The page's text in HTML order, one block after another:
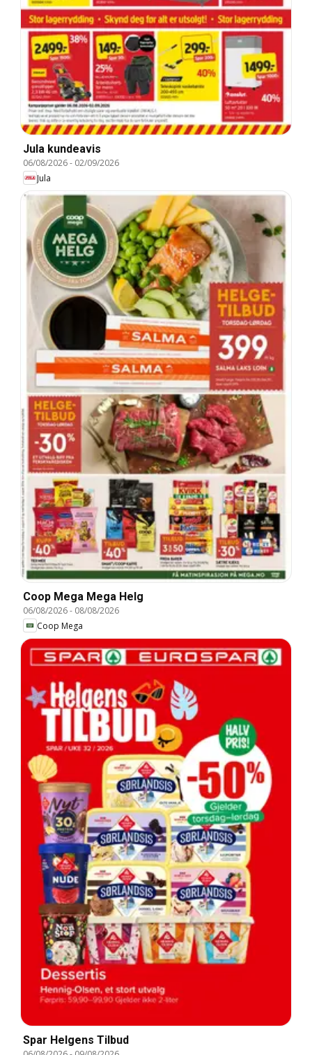
Jula kundeavis
06/08/2026- 02/09/2026
Jula
Coop Mega Mega Helg
06/08/2026- 08/08/2026
Coop Mega
Spar Helgens Tilbud